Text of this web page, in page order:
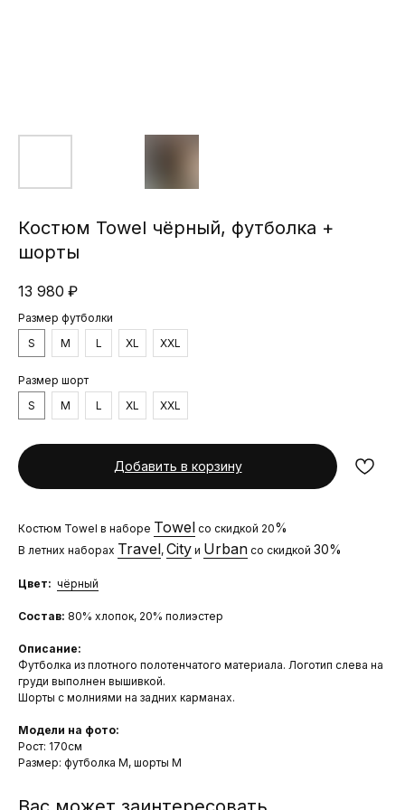
Костюм Towel чёрный, футболка +
шорты
13 980 ₽
Размер футболки
S
M L XL XXL
Размер шорт
S
M L XL XXL
Добавить в корзину
Костюм Towel в наборе Towel со скидкой 20%
В летних наборах Travel, City и Urban со скидкой 30%
Цвет: чёрный
Состав: 80% хлопок, 20% полиэстер
Описание:
Футболка из плотного полотенчатого материала. Логотип слева на
груди выполнен вышивкой.
Шорты с молниями на задних карманах.
Модели на фото:
Рост: 170см
Размер: футболка М, шорты М